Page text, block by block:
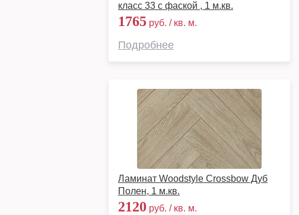
класс 33 с фаской , 1 м.кв.
1765 руб. / кв. м.
Подробнее
Ламинат Woodstyle Crossbow Дуб
Полен, 1 м.кв.
2120 руб. / кв. м.